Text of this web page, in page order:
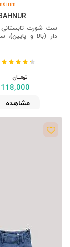
ست شورت تابستانی
دار (بالا و
تومــــــان
مشاهده